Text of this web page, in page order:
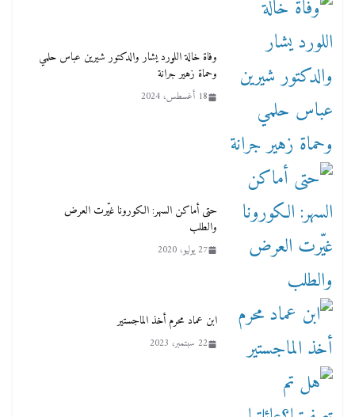
وفاة خالة اللورد يشار والدكتور شيرين عباس حلمي
وحماة زهير جرانة
18 أغسطس، 2024
حتى أماكن السهر: الكورونا غيّرت العرض
والطلب
27 يوليو، 2020
ابن عماد محرم أخذ الماجستير
22 سبتمبر، 2023